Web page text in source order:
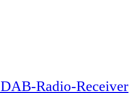
DAB-Radio-Receiver